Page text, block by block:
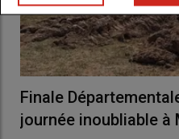
Finale
journée inoubliable à